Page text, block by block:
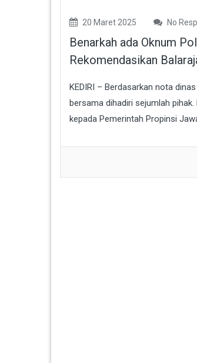
20 Maret 2025 No
Benarkah ada Oknum
Rekomendasikan
KEDIRI – Berdasarkan nota
bersama dihadiri sejumlah
kepada Pemerintah Propinsi